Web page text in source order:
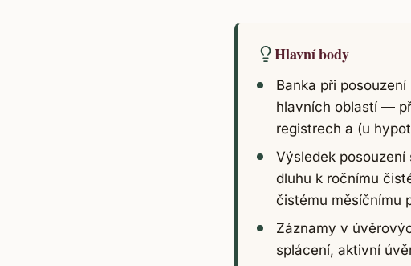
Hlavní body
Banka při
hlavních oblastí —
registrech a (u
Výsledek
dluhu k ročnímu
čistému měsíčnímu
Záznamy v
splácení, aktivní